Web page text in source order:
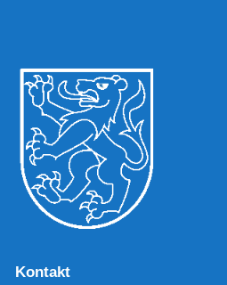
Kontakt